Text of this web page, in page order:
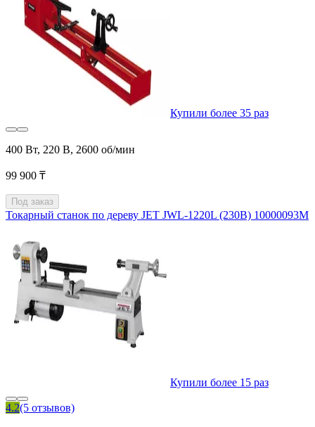
Купили более 35 раз
400 Вт, 220 В, 2600 об/мин
99 900 ₸
Под заказ
Токарный станок по дереву JET JWL-1220L (230В) 10000093M
Купили более 15 раз
4.2(5 отзывов)